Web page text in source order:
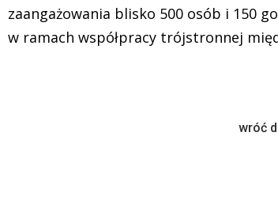
zaangażowania blisko 500 osób i 150
w ramach współpracy trójstronnej
wróć